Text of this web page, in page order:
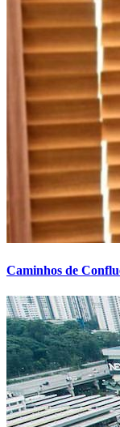
Caminhos de